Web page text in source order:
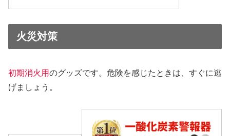
火災対策
初期消火用のグッズです。危険を感じたときは、すぐに逃
げましょう。